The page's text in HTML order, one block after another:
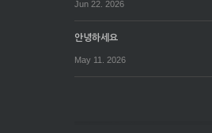
Jun 22. 2026
안녕하세요
May 11. 2026